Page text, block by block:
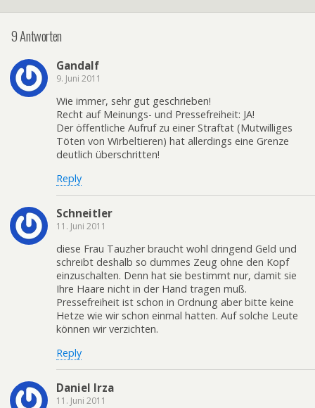
9 Antworten
Gandalf
9. Juni 2011
Wie immer, sehr gut geschrieben!
Recht auf Meinungs- und Pressefreiheit: JA!
Der öffentliche Aufruf zu einer Straftat (Mutwilliges
Töten von Wirbeltieren) hat allerdings eine Grenze
deutlich überschritten!
Reply
Schneitler
11. Juni 2011
diese Frau Tauzher braucht wohl dringend Geld und
schreibt deshalb so dummes Zeug ohne den Kopf
einzuschalten. Denn hat sie bestimmt nur, damit sie
Ihre Haare nicht in der Hand tragen muß.
Pressefreiheit ist schon in Ordnung aber bitte keine
Hetze wie wir schon einmal hatten. Auf solche Leute
können wir verzichten.
Reply
Daniel Irza
11. Juni 2011